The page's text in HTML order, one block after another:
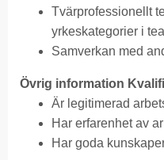
Tvärprofessionellt
yrkeskategorier i
Samverkan med
Övrig information
Är legitimerad
Har erfarenhet av
Har goda